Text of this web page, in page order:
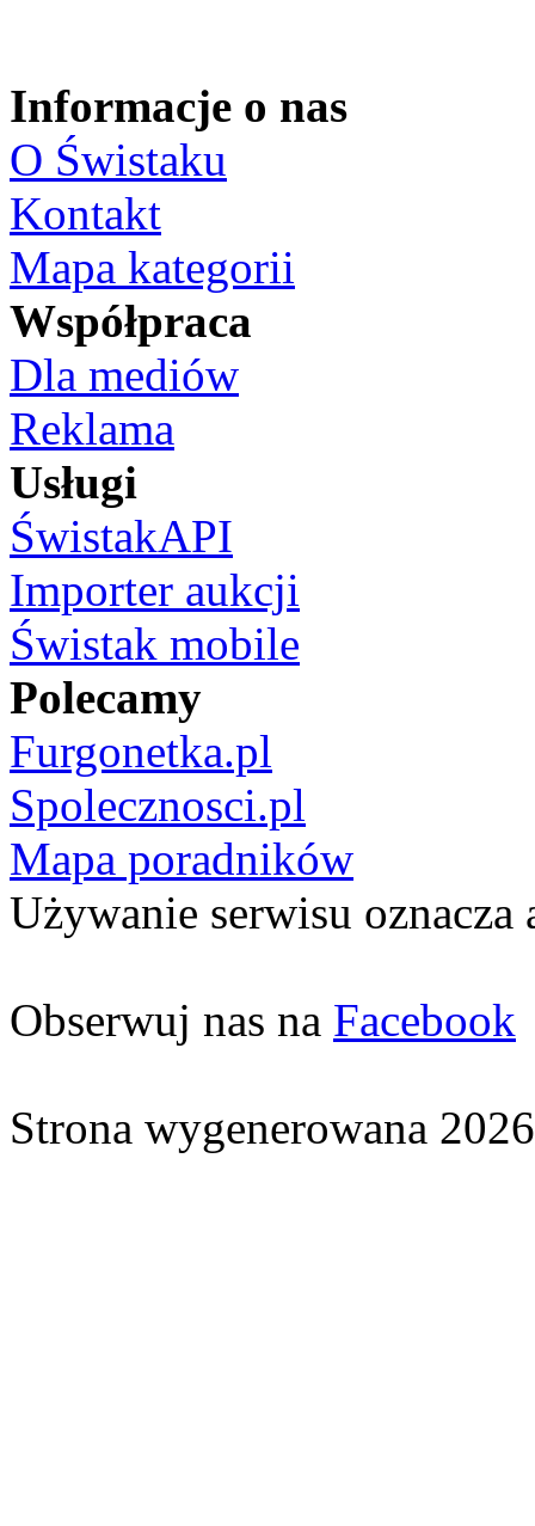
Informacje o nas
O Świstaku
Kontakt
Mapa kategorii
Współpraca
Dla mediów
Reklama
Usługi
ŚwistakAPI
Importer aukcji
Świstak mobile
Polecamy
Furgonetka.pl
Spolecznosci.pl
Mapa poradników
Używanie serwisu oznacza
Obserwuj nas na Facebook
Strona wygenerowana